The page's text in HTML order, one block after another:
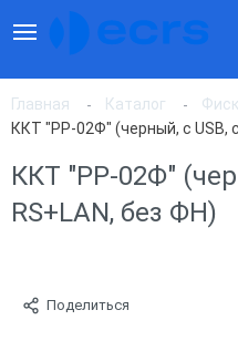
Главная Каталог
ККТ "РР-02Ф" (черный, с USB,
ККТ "РР-02Ф"
RS+LAN, без ФН)
Поделиться